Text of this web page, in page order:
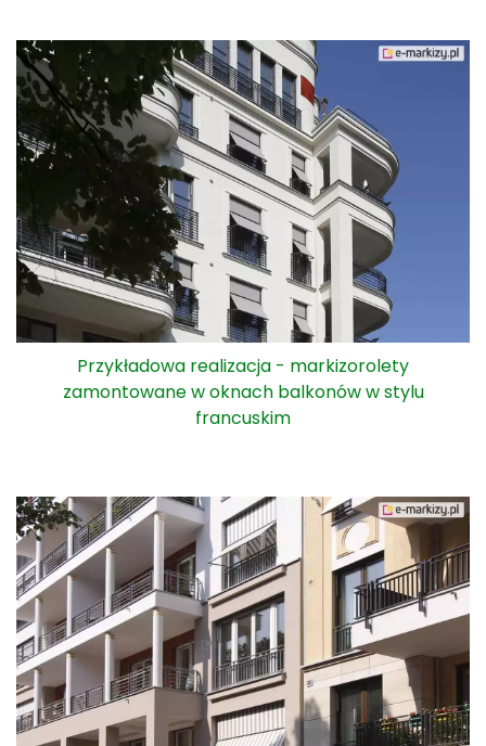
Przykładowa realizacja - markizorolety
zamontowane w oknach balkonów w stylu
francuskim